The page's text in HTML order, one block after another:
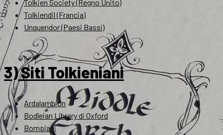
Tolkien Society (Regno Unito)
Tolkiendil (Francia)
Unquendor (Paesi Bassi)
3) Siti Tolkieniani
Ardalambion
Bodleian Library di Oxford
Bompiani